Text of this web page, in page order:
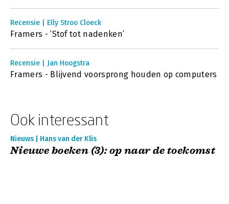
Recensie | Elly Stroo Cloeck
Framers - ‘Stof tot nadenken’
Recensie | Jan Hoogstra
Framers - Blijvend voorsprong houden op computers
Ook interessant
Nieuws | Hans van der Klis
Nieuwe boeken (3): op naar de toekomst